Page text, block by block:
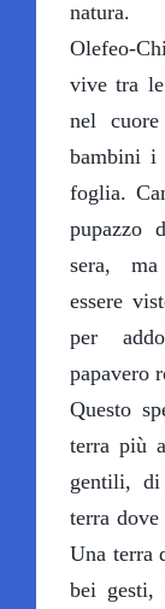
natura.
Olefeo-
vive tra
nel
bambini i
foglia.
pupazzo
sera,
essere
per
papavero
Questo
terra più
gentili,
terra
Una terra
bei gesti,